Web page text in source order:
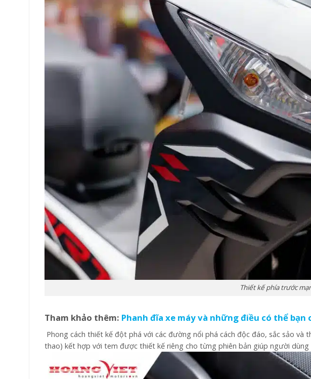
Thiết kế phía trước
Tham khảo thêm: Phanh đĩa xe máy và những điều có thể bạn
Phong cách thiết kế đột phá với các đường nổi phá cách độc đáo, sắc sảo và
thao) kết hợp với tem được thiết kế riêng cho từng phiên bản giúp người dùng